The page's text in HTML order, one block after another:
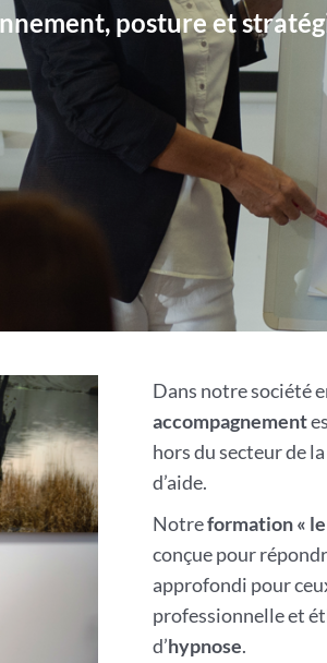
posture et
Dans notre société
accompagnement
hors du secteur de
d’aide.
Notreformation«
conçue pour
approfondi pour
professionnelle et
d’hypnose.